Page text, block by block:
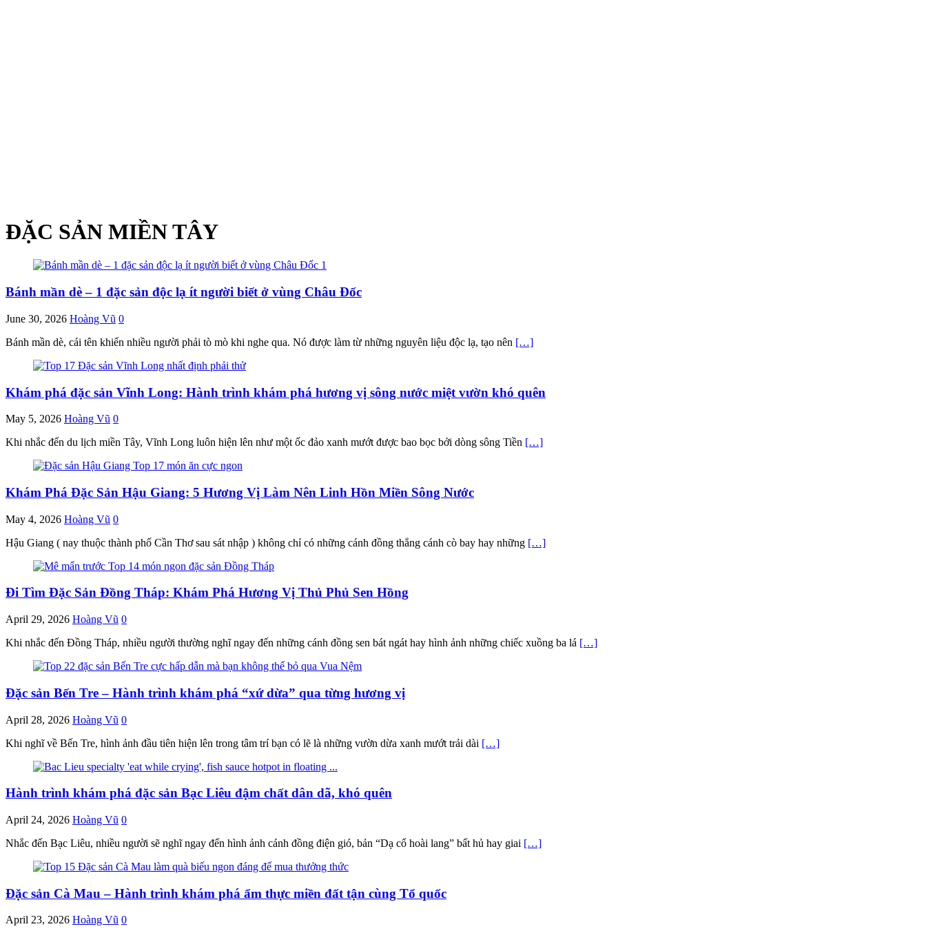
ĐẶC SẢN MIỀN TÂY
Bánh mần dè – 1 đặc sản độc lạ ít người biết ở vùng Châu Đốc
June 30, 2026 Hoàng Vũ 0
Bánh mần dè, cái tên khiến nhiều người phải tò mò khi nghe qua. Nó được làm từ những nguyên liệu độc lạ, tạo nên […]
Khám phá đặc sản Vĩnh Long: Hành trình khám phá hương vị sông nước miệt vườn khó quên
May 5, 2026 Hoàng Vũ 0
Khi nhắc đến du lịch miền Tây, Vĩnh Long luôn hiện lên như một ốc đảo xanh mướt được bao bọc bởi dòng sông Tiền […]
Khám Phá Đặc Sản Hậu Giang: 5 Hương Vị Làm Nên Linh Hồn Miền Sông Nước
May 4, 2026 Hoàng Vũ 0
Hậu Giang ( nay thuộc thành phố Cần Thơ sau sát nhập ) không chỉ có những cánh đồng thẳng cánh cò bay hay những […]
Đi Tìm Đặc Sản Đồng Tháp: Khám Phá Hương Vị Thủ Phủ Sen Hồng
April 29, 2026 Hoàng Vũ 0
Khi nhắc đến Đồng Tháp, nhiều người thường nghĩ ngay đến những cánh đồng sen bát ngát hay hình ảnh những chiếc xuồng ba lá […]
Đặc sản Bến Tre – Hành trình khám phá “xứ dừa” qua từng hương vị
April 28, 2026 Hoàng Vũ 0
Khi nghĩ về Bến Tre, hình ảnh đầu tiên hiện lên trong tâm trí bạn có lẽ là những vườn dừa xanh mướt trải dài […]
Hành trình khám phá đặc sản Bạc Liêu đậm chất dân dã, khó quên
April 24, 2026 Hoàng Vũ 0
Nhắc đến Bạc Liêu, nhiều người sẽ nghĩ ngay đến hình ảnh cánh đồng điện gió, bản “Dạ cổ hoài lang” bất hủ hay giai […]
Đặc sản Cà Mau – Hành trình khám phá ẩm thực miền đất tận cùng Tổ quốc
April 23, 2026 Hoàng Vũ 0